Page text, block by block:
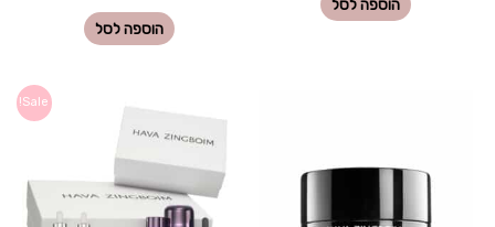
הוספה לסל
הוספה לסל
Sale!
המקורי
היה:
2,890.00 ₪.
המחיר
הנוכחי